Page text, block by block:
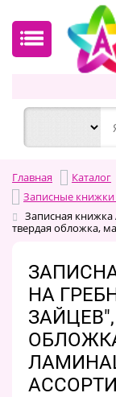
Главная Каталог
Записные
Записная книжка
твердая обложка,
НА
АССОРТИ